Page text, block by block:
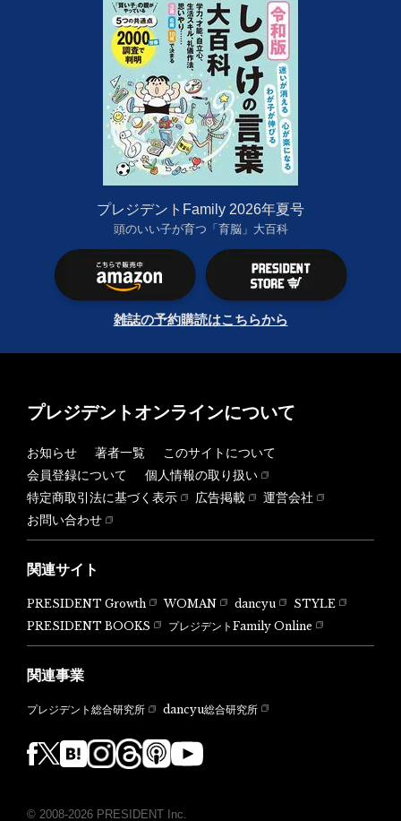
プレジデントFamily 2026年夏号
頭のいい子が育つ「育脳」大百科
雑誌の予約購読はこちらから
プレジデントオンラインについて
お知らせ 著者一覧
このサイトについて
会員登録について
個人情報の取り扱い
特定商取引法に基づく表示
広告掲載
運営会社
お問い合わせ
関連サイト
PRESIDENT Growth WOMAN dancyu
STYLE
PRESIDENT BOOKS
プレジデントFamily Online
関連事業
プレジデント総合研究所 dancyu総合研究所
© 2008-2026 PRESIDENT Inc.